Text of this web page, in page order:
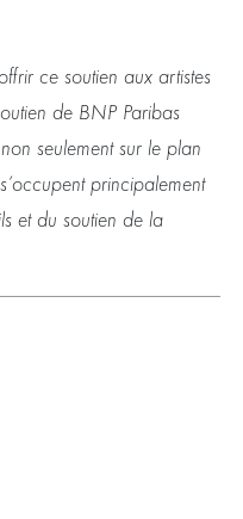
ce soutien aux artistes
de BNP Paribas
seulement sur le plan
principalement
et du soutien de la